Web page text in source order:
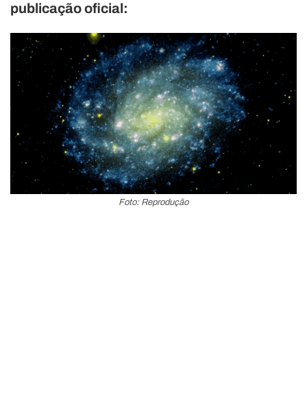
publicação oficial:
Foto: Reprodução